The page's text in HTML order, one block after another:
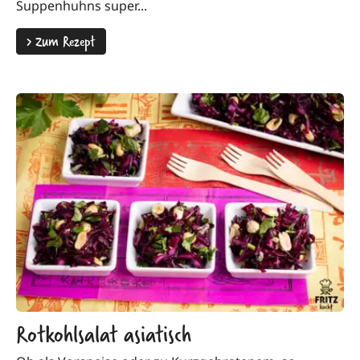
Suppenhuhns super...
>Zum Rezept
Rotkohlsalat asiatisch